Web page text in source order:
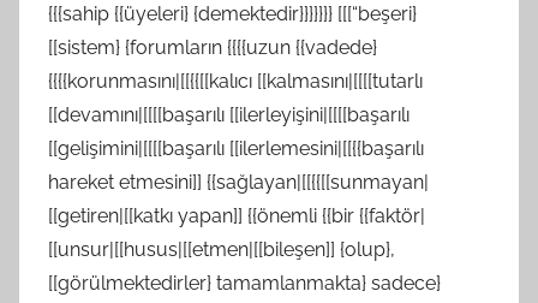
{{{sahip {{üyeleri} {demektedir}}}}}}} [[[“beşeri}
[[sistem} {forumların {{{{uzun {{vadede}
{{{{korunmasını|[[{{[[kalıcı [[kalmasını|[[[[tutarlı
[[devamını|[[[[başarılı [[ilerleyişini|[[[[başarılı
[[gelişimini|[[[[başarılı [[ilerlemesini|[[{{başarılı
hareket etmesini]] {{sağlayan|[[{{[[sunmayan|
[[getiren|[[katkı yapan]] {{önemli {{bir {{faktör|
[[unsur|[[husus|[[etmen|[[bileşen]] {olup},
[[görülmektedirler} tamamlanmakta} sadece}